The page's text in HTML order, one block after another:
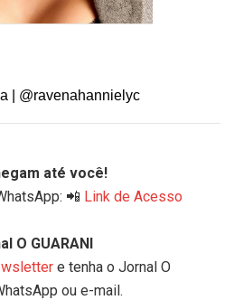
| @ravenahannielyc
até você!
📲 Link de Acesso
O GUARANI
e tenha o Jornal O
ou e-mail.